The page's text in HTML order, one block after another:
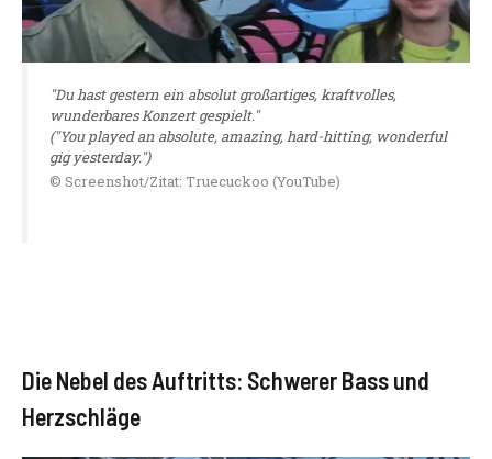
"Du hast gestern ein absolut großartiges, kraftvolles,
wunderbares Konzert gespielt."
("You played an absolute, amazing, hard-hitting, wonderful
gig yesterday.")
© Screenshot/Zitat: Truecuckoo (YouTube)
Die Nebel des Auftritts: Schwerer Bass und
Herzschläge